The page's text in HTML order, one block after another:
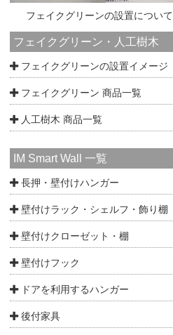
フェイクグリーンの設置について
フェイクグリーン・人工樹木
フェイクグリーンの設置イメージ
フェイクグリーン 商品一覧
人工樹木 商品一覧
IM Smart Wall 一覧
長押・壁付けハンガー
壁付けラック・シェルフ・飾り棚
壁付けクローゼット・棚
壁付けフック
ドアを利用するハンガー
後付家具